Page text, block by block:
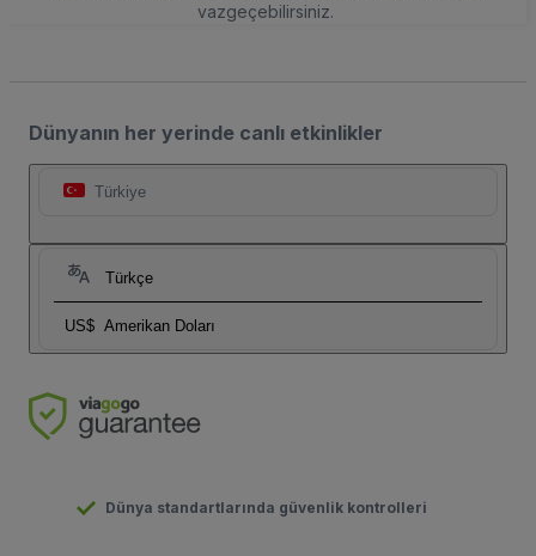
vazgeçebilirsiniz.
Dünyanın her yerinde canlı etkinlikler
Türkiye
Türkçe
US$ Amerikan Doları
Dünya standartlarında güvenlik kontrolleri